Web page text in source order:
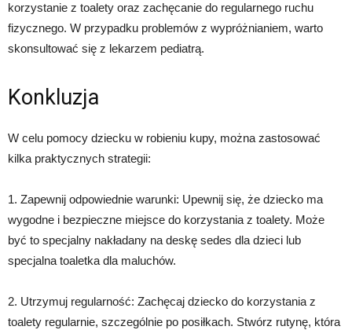
korzystanie z toalety oraz zachęcanie do regularnego ruchu
fizycznego. W przypadku problemów z wypróżnianiem, warto
skonsultować się z lekarzem pediatrą.
Konkluzja
W celu pomocy dziecku w robieniu kupy, można zastosować
kilka praktycznych strategii:
1. Zapewnij odpowiednie warunki: Upewnij się, że dziecko ma
wygodne i bezpieczne miejsce do korzystania z toalety. Może
być to specjalny nakładany na deskę sedes dla dzieci lub
specjalna toaletka dla maluchów.
2. Utrzymuj regularność: Zachęcaj dziecko do korzystania z
toalety regularnie, szczególnie po posiłkach. Stwórz rutynę, która